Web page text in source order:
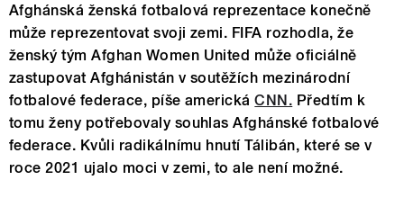
Afghánská ženská fotbalová reprezentace konečně
může reprezentovat svoji zemi. FIFA rozhodla, že
ženský tým Afghan Women United může oficiálně
zastupovat Afghánistán v soutěžích mezinárodní
fotbalové federace, píše americkáCNN. Předtím k
tomu ženy potřebovaly souhlas Afghánské fotbalové
federace. Kvůli radikálnímu hnutí Tálibán, které se v
roce 2021 ujalo moci v zemi, to ale není možné.